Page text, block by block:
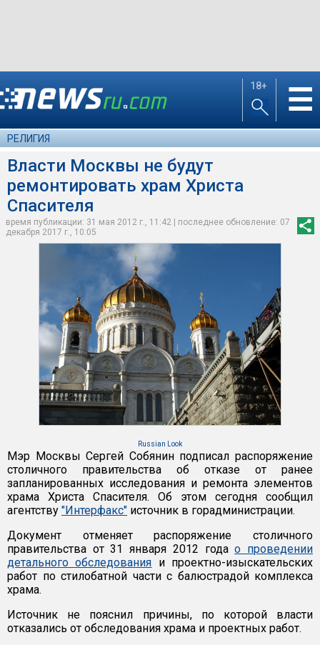
18+ ☰
РЕЛИГИЯ
Власти Москвы не будут
ремонтировать храм Христа
Спасителя
время публикации: 31 мая 2012 г., 11:42 | последнее обновление: 07
декабря 2017 г., 10:05
Russian Look
Мэр Москвы Сергей Собянин подписал распоряжение
столичного правительства об отказе от ранее
запланированных исследования и ремонта элементов
храма Христа Спасителя. Об этом сегодня сообщил
агентству "Интерфакс" источник в горадминистрации.
Документ отменяет распоряжение столичного
правительства от 31 января 2012 годао проведении
детального обследования и проектно-изыскательских
работ по стилобатной части с балюстрадой комплекса
храма.
Источник не пояснил причины, по которой власти
отказались от обследования храма и проектных работ.